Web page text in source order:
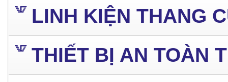
LINH KIỆN THANG
THIẾT BỊ AN TOÀN